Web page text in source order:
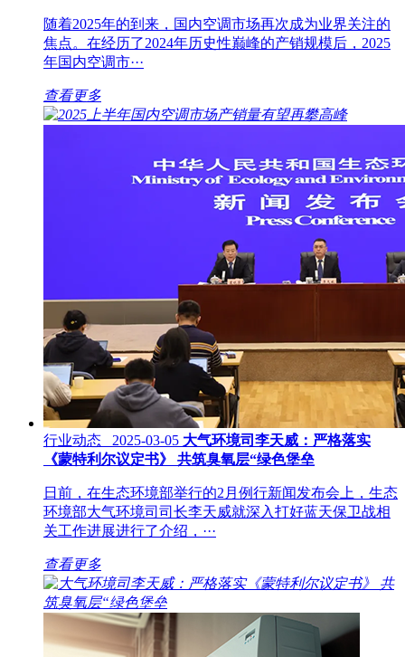
随着2025年的到来，国内空调市场再次成为业界关注的
焦点。在经历了2024年历史性巅峰的产销规模后，2025
年国内空调市···
查看更多
行业动态 2025-03-05 大气环境司李天威：严格落实
《蒙特利尔议定书》 共筑臭氧层“绿色堡垒
日前，在生态环境部举行的2月例行新闻发布会上，生态
环境部大气环境司司长李天威就深入打好蓝天保卫战相
关工作进展进行了介绍，···
查看更多